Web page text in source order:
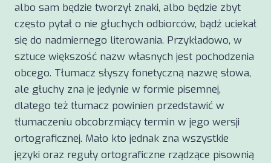
albo sam będzie tworzył znaki, albo będzie zbyt
często pytał o nie głuchych odbiorców, bądź uciekał
się do nadmiernego literowania. Przykładowo, w
sztuce większość nazw własnych jest pochodzenia
obcego. Tłumacz słyszy fonetyczną nazwę słowa,
ale głuchy zna je jedynie w formie pisemnej,
dlatego też tłumacz powinien przedstawić w
tłumaczeniu obcobrzmiący termin w jego wersji
ortograficznej. Mało kto jednak zna wszystkie
języki oraz reguły ortograficzne rządzące pisownią